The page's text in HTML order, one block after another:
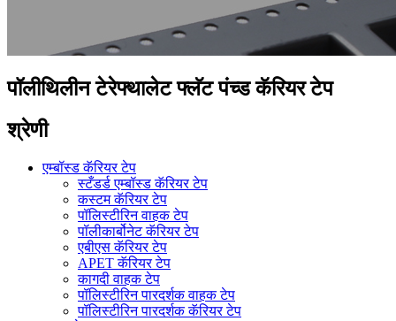
पॉलीथिलीन टेरेफ्थालेट फ्लॅट पंच्ड कॅरियर टेप
श्रेणी
एम्बॉस्ड कॅरियर टेप
स्टँडर्ड एम्बॉस्ड कॅरियर टेप
कस्टम कॅरियर टेप
पॉलिस्टीरिन वाहक टेप
पॉलीकार्बोनेट कॅरियर टेप
एबीएस कॅरियर टेप
APET कॅरियर टेप
कागदी वाहक टेप
पॉलिस्टीरिन पारदर्शक वाहक टेप
पॉलिस्टीरिन पारदर्शक कॅरियर टेप